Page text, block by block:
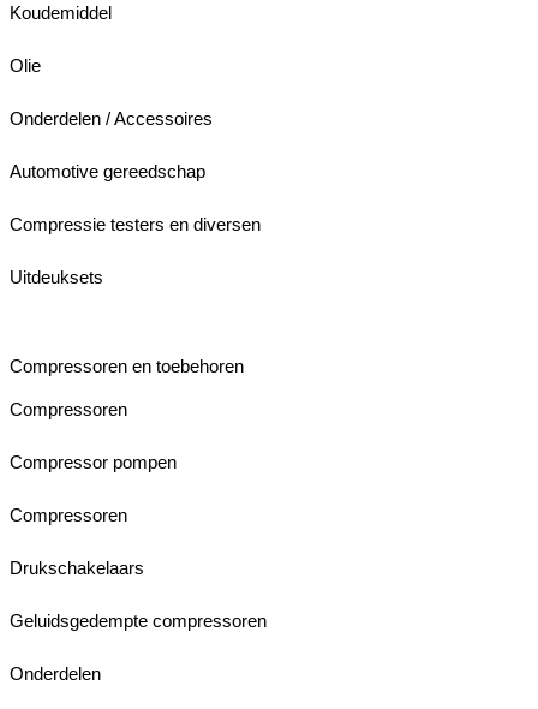
Koudemiddel
Olie
Onderdelen / Accessoires
Automotive gereedschap
Compressie testers en diversen
Uitdeuksets
Compressoren en toebehoren
Compressoren
Compressor pompen
Compressoren
Drukschakelaars
Geluidsgedempte compressoren
Onderdelen